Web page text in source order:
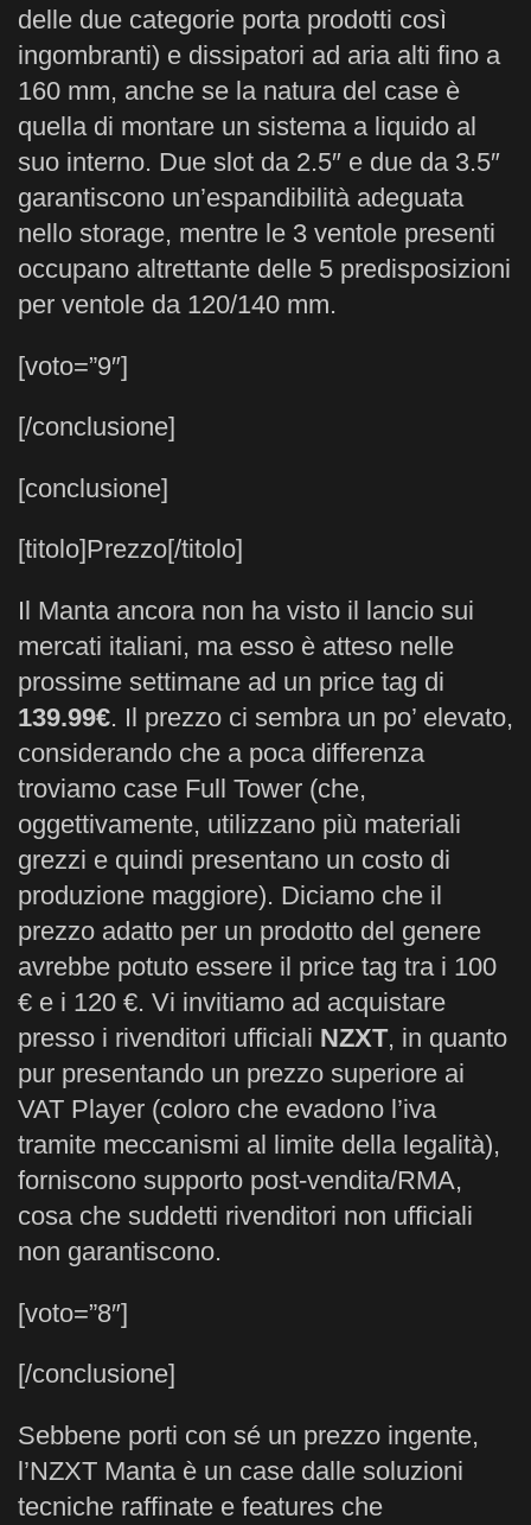
delle due categorie porta prodotti così
ingombranti) e dissipatori ad aria alti fino a
160 mm, anche se la natura del case è
quella di montare un sistema a liquido al
suo interno. Due slot da 2.5″ e due da 3.5″
garantiscono un’espandibilità adeguata
nello storage, mentre le 3 ventole presenti
occupano altrettante delle 5 predisposizioni
per ventole da 120/140 mm.
[voto=”9″]
[/conclusione]
[conclusione]
[titolo]Prezzo[/titolo]
Il Manta ancora non ha visto il lancio sui
mercati italiani, ma esso è atteso nelle
prossime settimane ad un price tag di
139.99€. Il prezzo ci sembra un po’ elevato,
considerando che a poca differenza
troviamo case Full Tower (che,
oggettivamente, utilizzano più materiali
grezzi e quindi presentano un costo di
produzione maggiore). Diciamo che il
prezzo adatto per un prodotto del genere
avrebbe potuto essere il price tag tra i 100
€ e i 120 €. Vi invitiamo ad acquistare
presso i rivenditori ufficiali NZXT, in quanto
pur presentando un prezzo superiore ai
VAT Player (coloro che evadono l’iva
tramite meccanismi al limite della legalità),
forniscono supporto post-vendita/RMA,
cosa che suddetti rivenditori non ufficiali
non garantiscono.
[voto=”8″]
[/conclusione]
Sebbene porti con sé un prezzo ingente,
l’NZXT Manta è un case dalle soluzioni
tecniche raffinate e features che